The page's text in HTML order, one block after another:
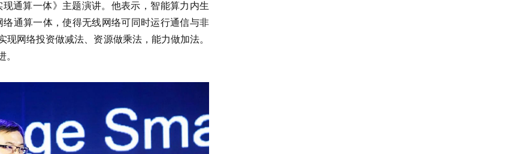
通算一体》主题演讲。他表示，智能算力内生
通算一体，使得无线网络可同时运行通信与非
网络投资做减法、资源做乘法，能力做加法。
。